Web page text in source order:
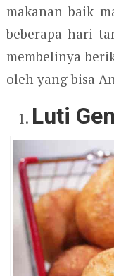
makanan baik
beberapa hari
membelinya
oleh yang bisa
Luti